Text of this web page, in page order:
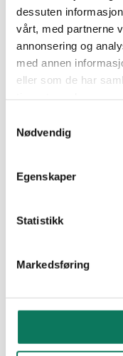
dessuten
vårt, med partnerne
annonsering og
med annen
eller som de har
Nødvendig
Egenskaper
Statistikk
Markedsføring